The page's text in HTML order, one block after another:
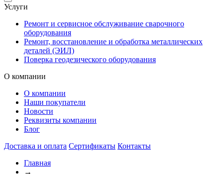
Услуги
Ремонт и сервисное обслуживание сварочного
оборудования
Ремонт, восстановление и обработка металлических
деталей (ЭИЛ)
Поверка геодезического оборудования
О компании
О компании
Наши покупатели
Новости
Реквизиты компании
Блог
Доставка и оплата Сертификаты Контакты
Главная
→